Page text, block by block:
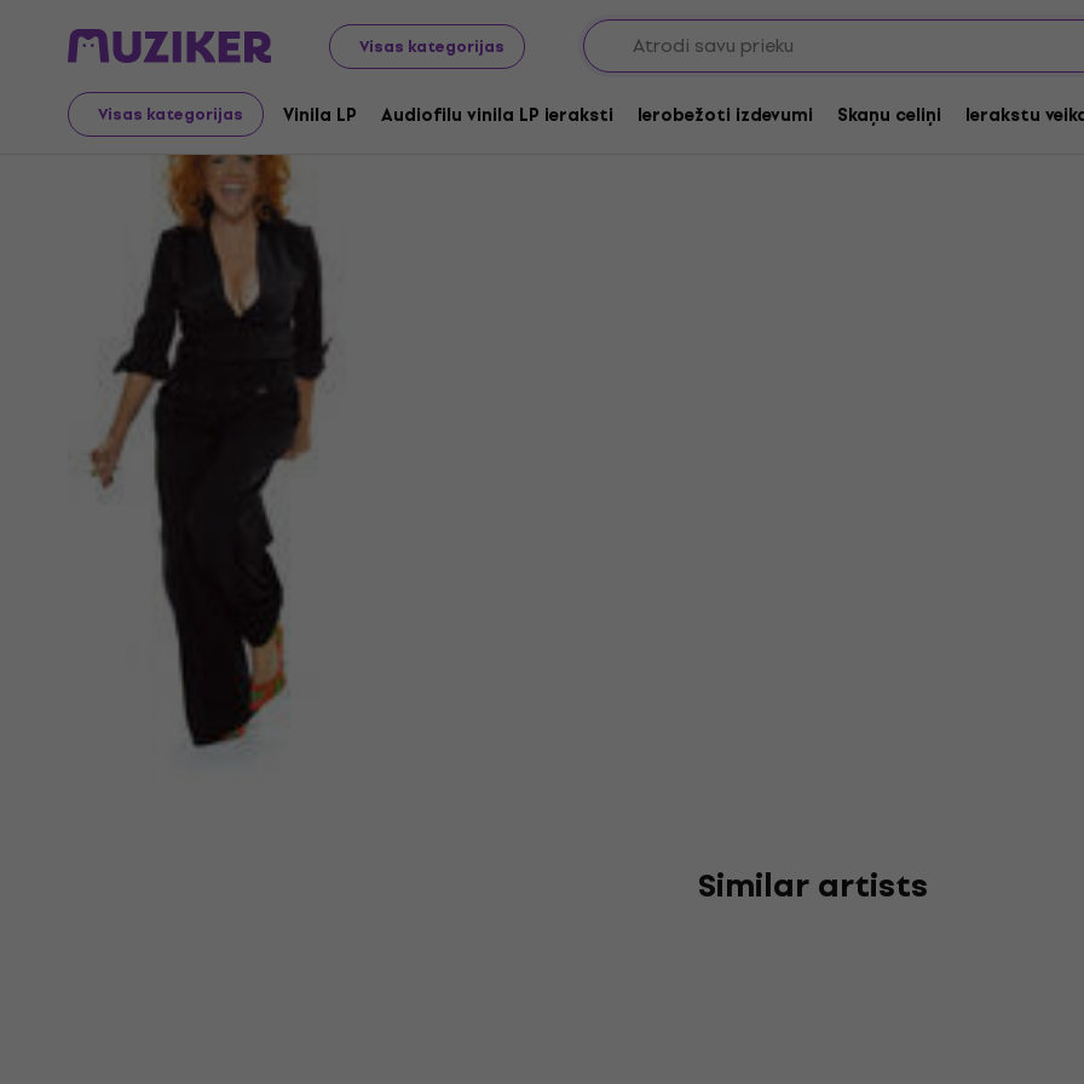
Visas kategorijas
Visas kategorijas Vinila LP Audiofilu vinila LP ieraksti Ierobežoti izdevumi Skaņu celiņi Ierakstu
Albita
Similar artists